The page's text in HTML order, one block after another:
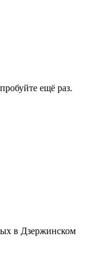
ещё раз.
в Дзержинском